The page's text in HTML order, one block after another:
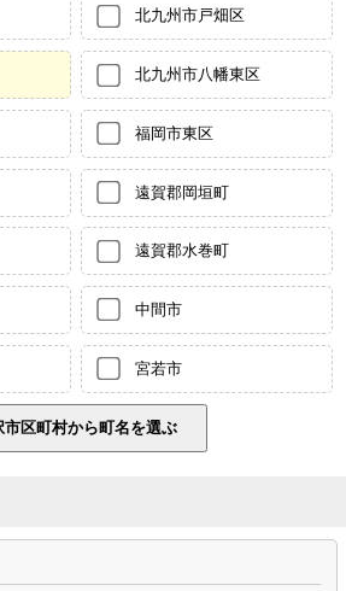
北九州市戸畑区
北九州市八幡東区
福岡市東区
遠賀郡岡垣町
遠賀郡水巻町
中間市
宮若市